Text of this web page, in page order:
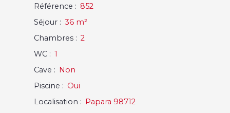
Référence : 852
Séjour : 36 m²
Chambres : 2
WC : 1
Cave : Non
Piscine : Oui
Localisation : Papara 98712